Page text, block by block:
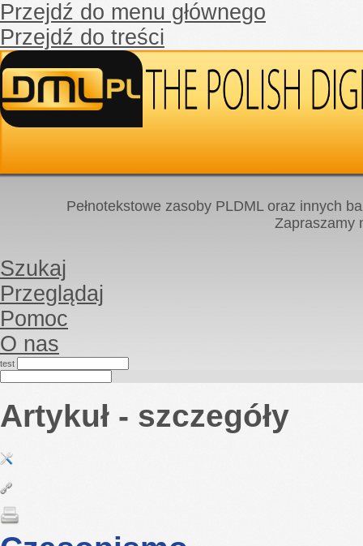
Przejdź do menu głównego
Przejdź do treści
Pełnotekstowe zasoby PLDML oraz innych
Zapraszamy
Szukaj
Przeglądaj
Pomoc
O nas
test
Artykuł - szczegóły